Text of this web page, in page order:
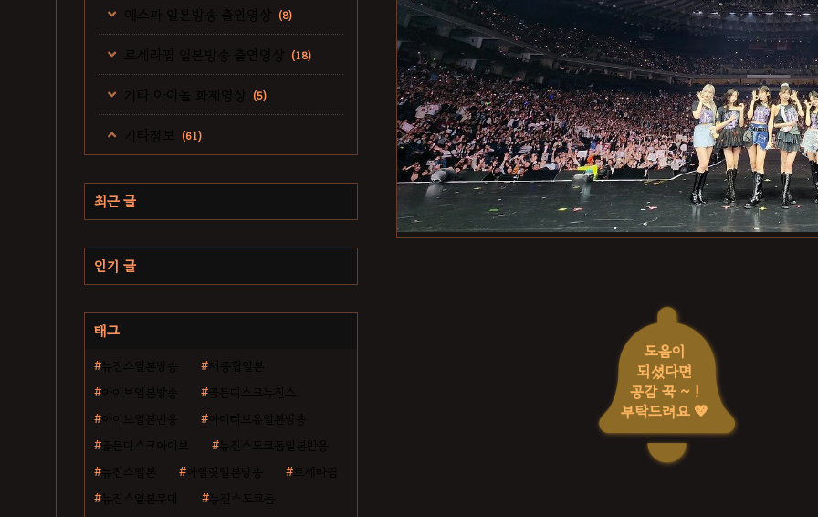
에스파 일본방송 출연영상 (8)
르세라핌 일본방송 출연영상 (18)
기타 아이돌 화제영상 (5)
기타정보 (61)
최근 글
인기 글
태그
뉴진스일본방송
채종협일본
아이브일본방송
골든디스크뉴진스
아이브일본반응
아이러브유일본방송
골든디스크아이브
뉴진스도쿄돔일본반응
뉴진스일본
아일릿일본방송
르세라핌
뉴진스일본무대
뉴진스도쿄돔
도움이
되셨다면
공감 꾹 ~ !
부탁드려요 💖